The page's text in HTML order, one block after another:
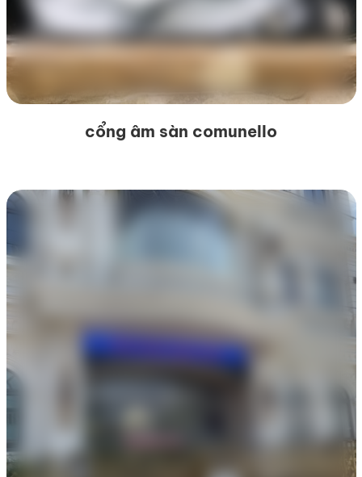
cổng âm sàn comunello